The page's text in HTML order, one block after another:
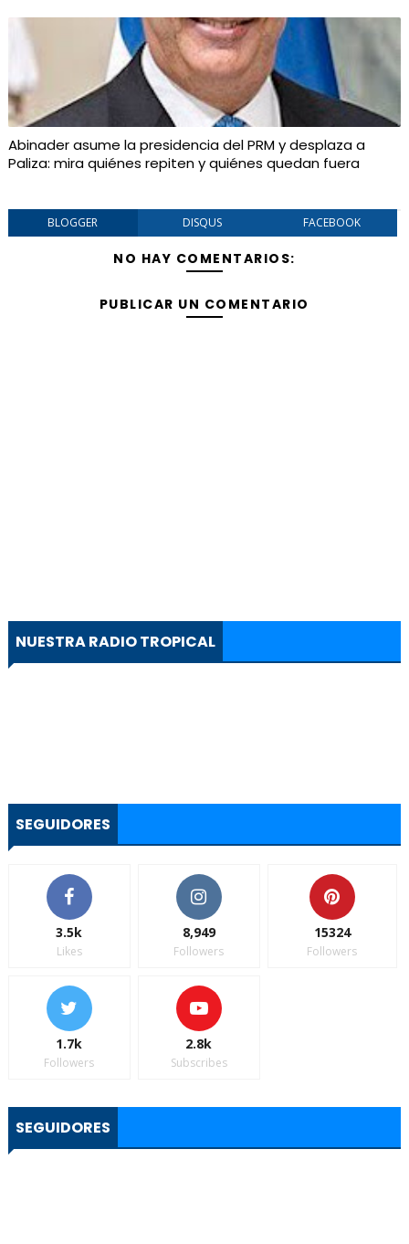
Abinader asume la presidencia del PRM y desplaza a
Paliza: mira quiénes repiten y quiénes quedan fuera
BLOGGER DISQUS FACEBOOK
NO HAY COMENTARIOS:
PUBLICAR UN COMENTARIO
NUESTRA RADIO TROPICAL
SEGUIDORES
3.5k
Likes
8,949
Followers
15324
Followers
1.7k
Followers
2.8k
Subscribes
SEGUIDORES